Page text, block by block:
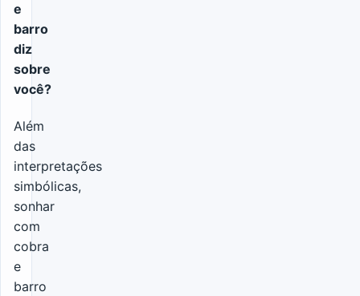
e
barro
diz
sobre
você?
Além
das
interpretações
simbólicas,
sonhar
com
cobra
e
barro